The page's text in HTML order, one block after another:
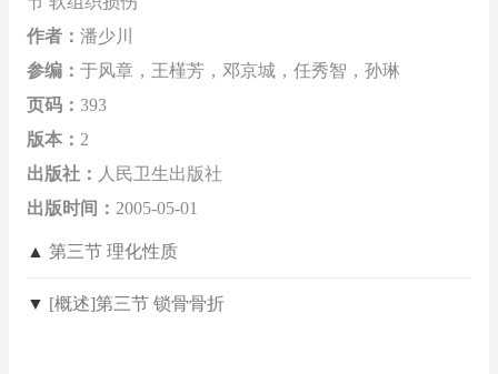
作者： 潘少川
参编： 于风章，王槿芳，邓京城，任秀智，孙琳
页码： 393
版本： 2
出版社： 人民卫生出版社
出版时间： 2005-05-01
▲ 第三节 理化性质
▼ [概述]第三节 锁骨骨折